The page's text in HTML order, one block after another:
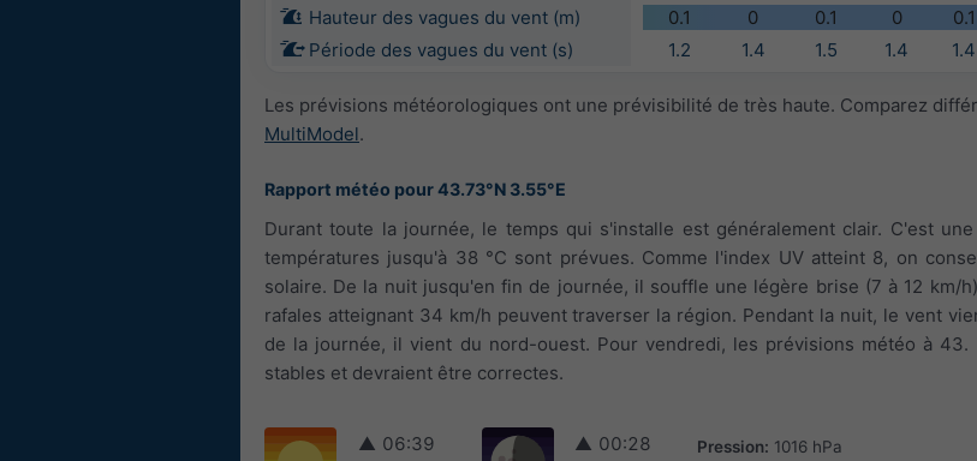
Hauteur des vagues du vent (m) 0.1 0 0.1 0 0.1
Période des vagues du vent (s)
1.2 1.4 1.5 1.4 1.4
Les prévisions météorologiques ont une prévisibilité de très haute. Comparez
MultiModel.
Rapport météo pour 43.73°N 3.55°E
Durant toute la journée, le temps qui s'installe est généralement clair. C'est
températures jusqu'à 38 °C sont prévues. Comme l'index UV atteint 8, on
solaire. De la nuit jusqu'en fin de journée, il souffle une légère brise (7 à 12 km/
rafales atteignant 34 km/h peuvent traverser la région. Pendant la nuit, le vent
de la journée, il vient du nord-ouest. Pour vendredi, les prévisions météo à 43.
stables et devraient être correctes.
▲ 06:39
▲ 00:28
Pression: 1016 hPa